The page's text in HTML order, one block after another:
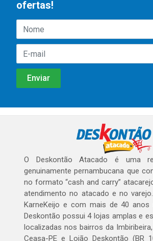
ofertas!
O Deskontão Atacado é uma
genuinamente pernambucana que
no formato “cash and carry”
atendimento no atacado e no
KarneKeijo e com mais de 40 anos
Deskontão possui 4 lojas amplas e
localizadas nos bairros da
Ceasa-PE e Lojão Deskontão (BR